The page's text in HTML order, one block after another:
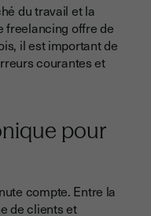
du travail et la
freelancing offre de
il est important de
courantes et
pour
compte. Entre la
de clients et